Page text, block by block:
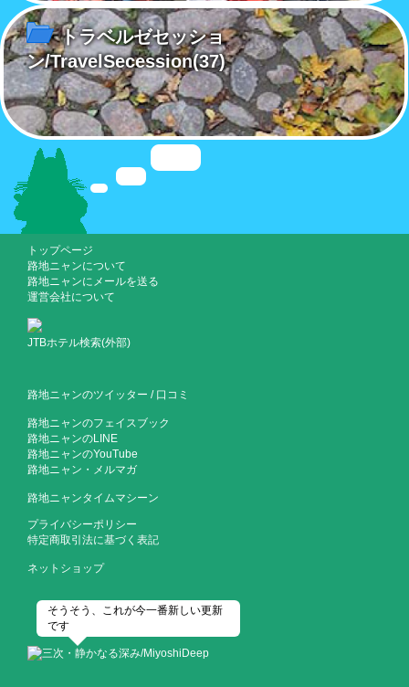
トラベルゼセッショ
ン/TravelSecession(37)
トップページ
路地ニャンについて
路地ニャンにメールを送る
運営会社について
JTBホテル検索(外部)
路地ニャンのツイッター / 口コミ
路地ニャンのフェイスブック
路地ニャンのLINE
路地ニャンのYouTube
路地ニャン・メルマガ
路地ニャンタイムマシーン
プライバシーポリシー
特定商取引法に基づく表記
ネットショップ
そうそう、これが今一番新しい更新
です